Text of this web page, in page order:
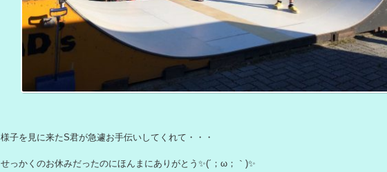
様子を見に来たS君が急遽お手伝いしてくれて・・・
せっかくのお休みだったのにほんまにありがとう (´；ω；｀)